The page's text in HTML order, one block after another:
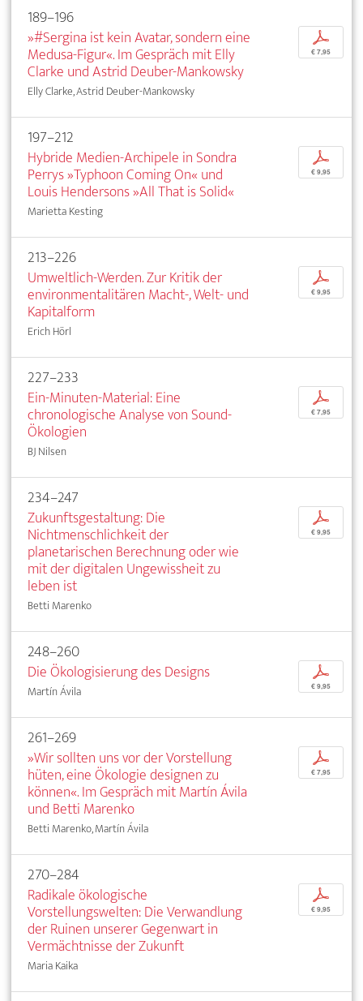
189–196
»#Sergina ist kein Avatar, sondern eine
Medusa-Figur«. Im Gespräch mit Elly
Clarke und Astrid Deuber-Mankowsky
Elly Clarke, Astrid Deuber-Mankowsky
p
€ 7,95
197–212
Hybride Medien-Archipele in Sondra
Perrys »Typhoon Coming On« und
Louis Hendersons »All That is Solid«
Marietta Kesting
p
€ 9,95
213–226
Umweltlich-Werden. Zur Kritik der
environmentalitären Macht-, Welt- und
Kapitalform
Erich Hörl
p
€ 9,95
227–233
Ein-Minuten-Material: Eine
chronologische Analyse von Sound-
Ökologien
BJ Nilsen
p
€ 7,95
234–247
Zukunftsgestaltung: Die
Nichtmenschlichkeit der
planetarischen Berechnung oder wie
mit der digitalen Ungewissheit zu
leben ist
Betti Marenko
p
€ 9,95
248–260
Die Ökologisierung des Designs
Martín Ávila
p
€ 9,95
261–269
»Wir sollten uns vor der Vorstellung
hüten, eine Ökologie designen zu
können«. Im Gespräch mit Martín Ávila
und Betti Marenko
Betti Marenko, Martín Ávila
p
€ 7,95
270–284
Radikale ökologische
Vorstellungswelten: Die Verwandlung
der Ruinen unserer Gegenwart in
Vermächtnisse der Zukunft
Maria Kaika
p
€ 9,95